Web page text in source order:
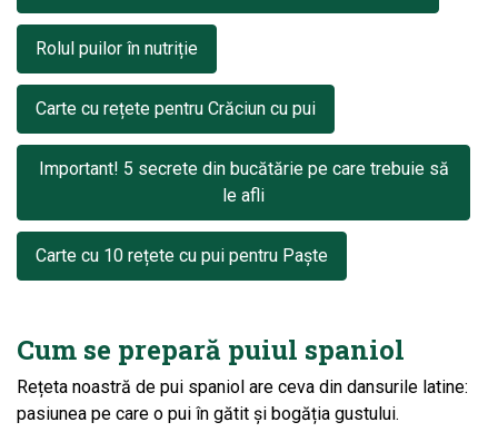
Rolul puilor în nutriție
Carte cu rețete pentru Crăciun cu pui
Important! 5 secrete din bucătărie pe care trebuie să
le afli
Carte cu 10 rețete cu pui pentru Paște
Cum se prepară puiul spaniol
Rețeta noastră de pui spaniol are ceva din dansurile latine:
pasiunea pe care o pui în gătit și bogăția gustului.